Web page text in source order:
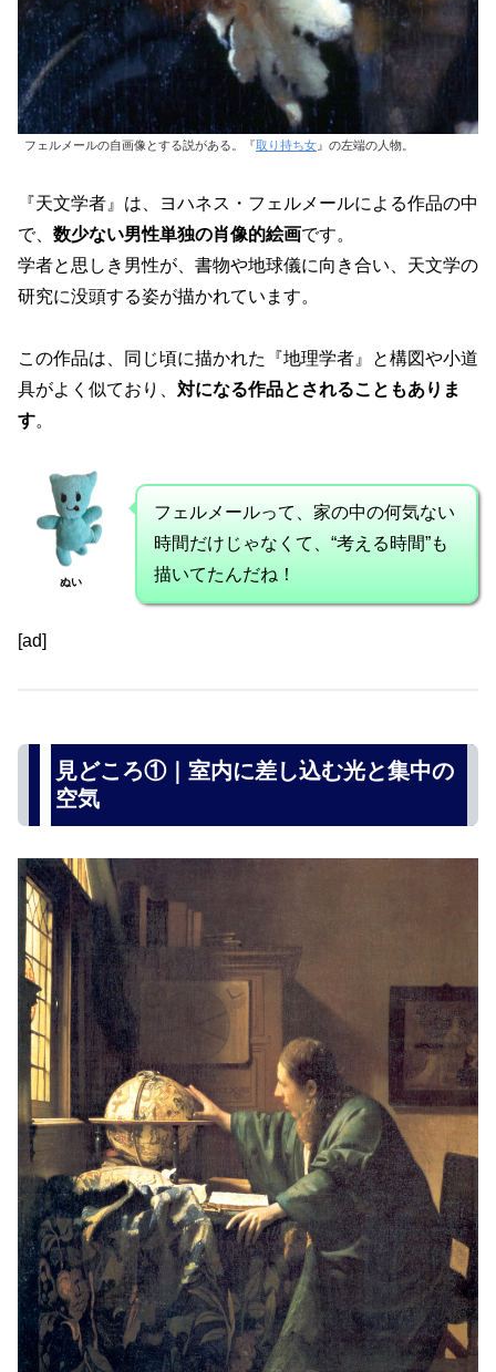
フェルメールの自画像とする説がある。『取り持ち女 』の左端の人物。
『天文学者』は、ヨハネス・フェルメールによる作品の中
で、 数少ない男性単独の肖像的絵画です。
学者と思しき男性が、書物や地球儀に向き合い、天文学の
研究に没頭する姿が描かれています。
この作品は、同じ頃に描かれた『地理学者』と構図や小道
具がよく似ており、 対になる作品とされることもありま
す。
ぬい
フェルメールって、家の中の何気ない
時間だけじゃなくて、“考える時間”も
描いてたんだね！
[ad]
見どころ①｜室内に差し込む光と集中の
空気